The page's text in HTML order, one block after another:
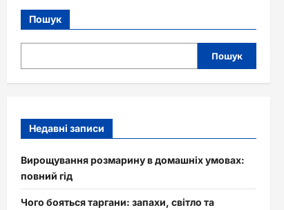
Пошук
Пошук
Недавні записи
Вирощування розмарину в домашніх умовах:
повний гід
Чого бояться таргани: запахи, світло та